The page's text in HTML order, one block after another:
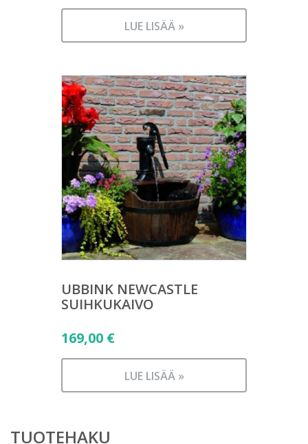
LUE LISÄÄ »
UBBINK NEWCASTLE
SUIHKUKAIVO
169,00 €
LUE LISÄÄ »
TUOTEHAKU